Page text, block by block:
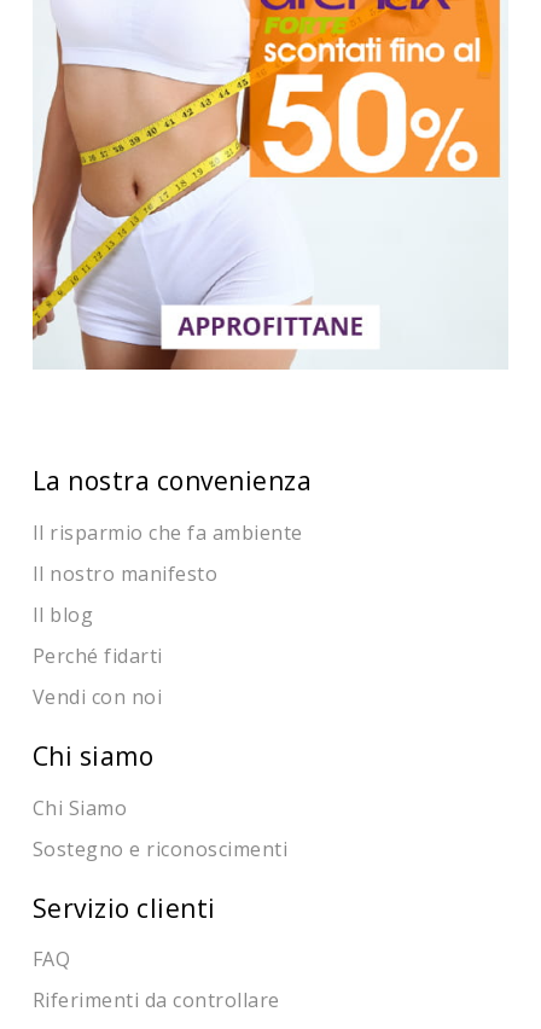
La nostra convenienza
Il risparmio che fa ambiente
Il nostro manifesto
Il blog
Perché fidarti
Vendi con noi
Chi siamo
Chi Siamo
Sostegno e riconoscimenti
Servizio clienti
FAQ
Riferimenti da controllare